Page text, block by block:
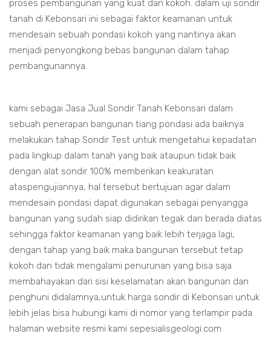
proses pembangunan yang kuat dan kokoh. dalam uji sondir
tanah di Kebonsari ini sebagai faktor keamanan untuk
mendesain sebuah pondasi kokoh yang nantinya akan
menjadi penyongkong bebas bangunan dalam tahap
pembangunannya.
kami sebagai Jasa Jual Sondir Tanah Kebonsari dalam
sebuah penerapan bangunan tiang pondasi ada baiknya
melakukan tahap Sondir Test untuk mengetahui kepadatan
pada lingkup dalam tanah yang baik ataupun tidak baik
dengan alat sondir 100% memberikan keakuratan
ataspengujiannya, hal tersebut bertujuan agar dalam
mendesain pondasi dapat digunakan sebagai penyangga
bangunan yang sudah siap didirikan tegak dan berada diatas
sehingga faktor keamanan yang baik lebih terjaga lagi,
dengan tahap yang baik maka bangunan tersebut tetap
kokoh dan tidak mengalami penurunan yang bisa saja
membahayakan dari sisi keselamatan akan bangunan dan
penghuni didalamnya,untuk harga sondir di Kebonsari untuk
lebih jelas bisa hubungi kami di nomor yang terlampir pada
halaman website resmi kami sepesialisgeologi.com